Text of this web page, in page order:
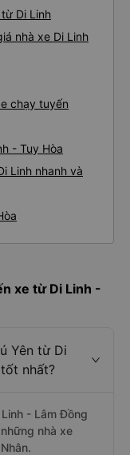
Di Linh
nhà xe Di Linh
chạy tuyến
- Tuy Hòa
Linh nhanh và
xe từ Di Linh -
Yên từ Di
nhất?
- Lâm Đồng
nhà xe